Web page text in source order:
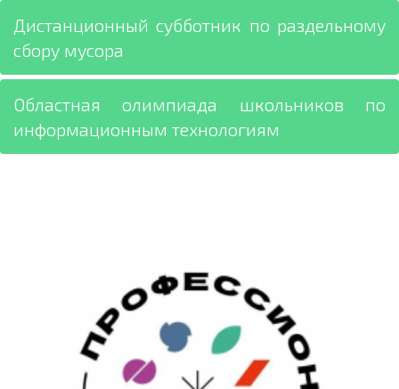
Дистанционный субботник по раздельному
сбору мусора
Областная олимпиада школьников по
информационным технологиям